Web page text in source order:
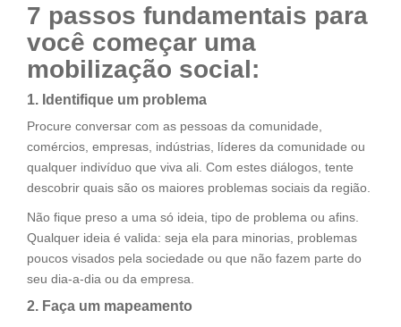
7 passos fundamentais para
você começar uma
mobilização social:
1. Identifique um problema
Procure conversar com as pessoas da comunidade,
comércios, empresas, indústrias, líderes da comunidade ou
qualquer indivíduo que viva ali. Com estes diálogos, tente
descobrir quais são os maiores problemas sociais da região.
Não fique preso a uma só ideia, tipo de problema ou afins.
Qualquer ideia é valida: seja ela para minorias, problemas
poucos visados pela sociedade ou que não fazem parte do
seu dia-a-dia ou da empresa.
2. Faça um mapeamento